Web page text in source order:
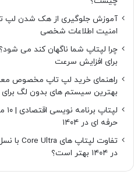
امنیت اطلاعات شخصی
برای افزایش سرعت
بهترین سیستم های بدون لگ
حرفه ای در ۱۴۰۴
در ۱۴۰۴ بهتر است؟